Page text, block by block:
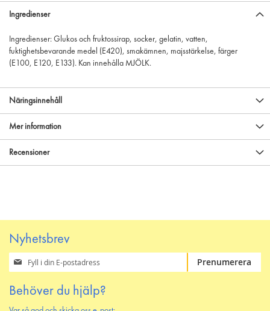
Ingredienser
Ingredienser: Glukos och fruktossirap, socker, gelatin, vatten,
fuktighetsbevarande medel (E420), smakämnen, majsstärkelse, färger
(E100, E120, E133). Kan innehålla MJÖLK.
Näringsinnehåll
Mer information
Recensioner
Nyhetsbrev
Prenumerera
på
nyhetsbrev
Prenumerera
Behöver du hjälp?